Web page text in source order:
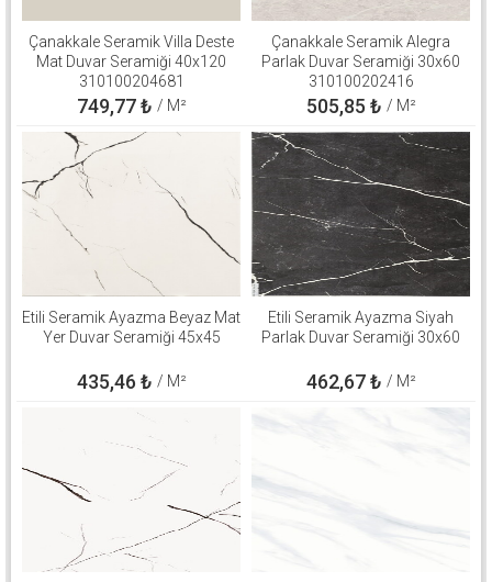
Çanakkale Seramik Villa Deste
Mat Duvar Seramiği 40x120
310100204681
749,77₺ / M²
Çanakkale Seramik Alegra
Parlak Duvar Seramiği 30x60
310100202416
505,85 ₺ / M²
Etili Seramik Ayazma Beyaz Mat
Yer Duvar Seramiği 45x45
435,46 ₺ / M²
Etili Seramik Ayazma Siyah
Parlak Duvar Seramiği 30x60
462,67₺ / M²